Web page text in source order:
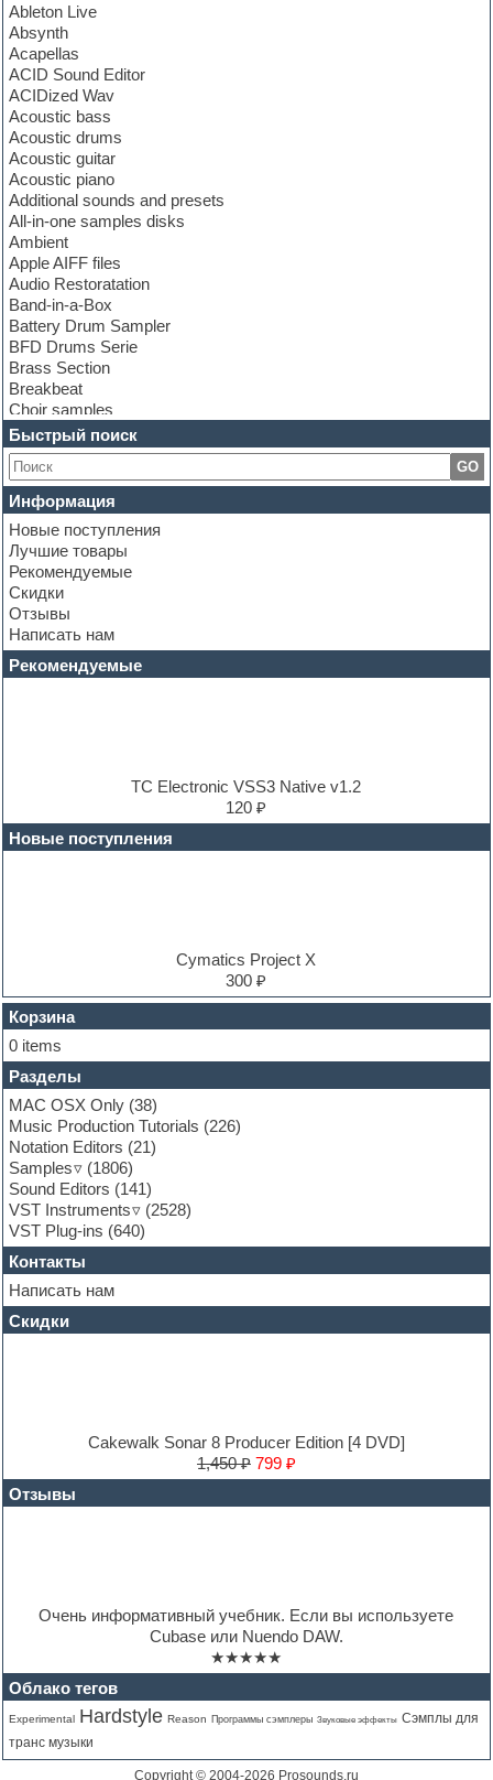
Ableton Live
Absynth
Acapellas
ACID Sound Editor
ACIDized Wav
Acoustic bass
Acoustic drums
Acoustic guitar
Acoustic piano
Additional sounds and presets
All-in-one samples disks
Ambient
Apple AIFF files
Audio Restoratation
Band-in-a-Box
Battery Drum Sampler
BFD Drums Serie
Brass Section
Breakbeat
Choir samples
Chris Hein Samples
Cinematic samples
Club bass
Club leads
Club sounds
Construction kits
Convolution
Cubase
Dance drums
Dance music production tutorials
DAW
Disco samples
DJ Software
Electric guitar
Electric piano
FL Studio
Flute
Folk samples
Fruityloops
Funk
Garritan
General MIDI kits
Guitar emulation
Guitar loops
Guitar processing and effects
Hands-up samples
Hardstyle
Heavy metal sample packs
Hip-hop
House music
Hypersonic
Jazz
Massive presets
Mastering plug-ins
Notation software
Orchestra drums
Pads
Percussion
Быстрый поиск
GO
Информация
Новые поступления
Лучшие товары
Рекомендуемые
Скидки
Отзывы
Написать нам
Рекомендуемые
TC Electronic VSS3 Native v1.2
120 ₽
Новые поступления
Cymatics Project X
300 ₽
Корзина
0 items
Разделы
MAC OSX Only (38)
Music Production Tutorials (226)
Notation Editors (21)
Samples
(1806)
Sound Editors (141)
VST Instruments
(2528)
VST Plug-ins (640)
Контакты
Написать нам
Скидки
Cakewalk Sonar 8 Producer Edition [4 DVD]
1,450 ₽ 799 ₽
Отзывы
Очень информативный учебник. Если вы используете
Cubase или Nuendo DAW.
★★★★★
Облако тегов
Experimental Hardstyle Reason Программы сэмплеры Звуковые эффекты Сэмплы для
транс музыки
Copyright © 2004-2026 Prosounds.ru